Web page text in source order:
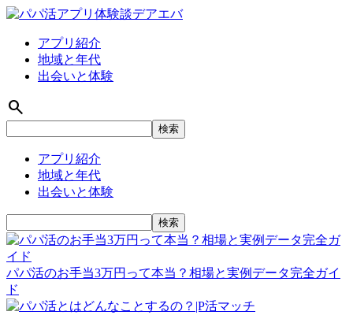
アプリ紹介
地域と年代
出会いと体験
search
アプリ紹介
地域と年代
出会いと体験
パパ活のお手当3万円って本当？相場と実例データ完全ガイ
ド